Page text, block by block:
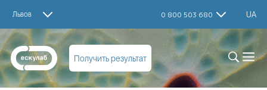
Львов 0 800 503 680 UA
Получить результат